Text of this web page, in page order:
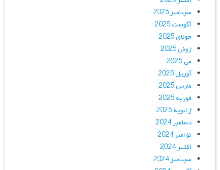
سپتامبر 2025
آگوست 2025
جولای 2025
ژوئن 2025
می 2025
آوریل 2025
مارس 2025
فوریه 2025
ژانویه 2025
دسامبر 2024
نوامبر 2024
اکتبر 2024
سپتامبر 2024